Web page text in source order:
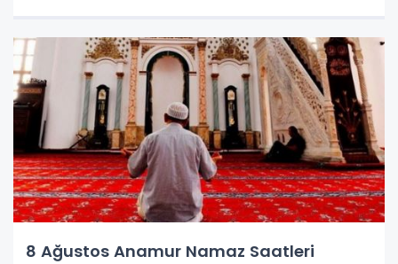
8 Ağustos Anamur Namaz Saatleri